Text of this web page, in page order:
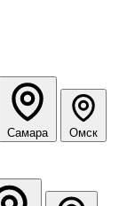
Самара Омск